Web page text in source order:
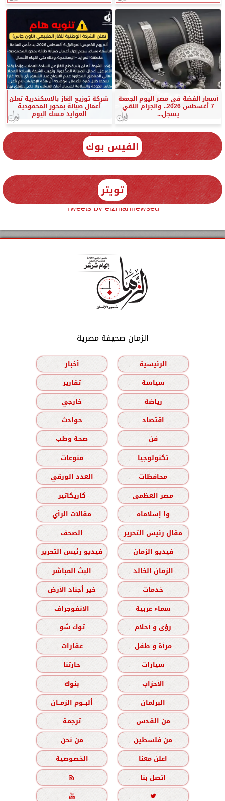
أسعار الفضة في مصر اليوم الجمعة
7 أغسطس 2026.. والجرام النقي
يسجل...
شركة توزيع الغاز بالاسكندرية تعلن
أعمال صيانة بمحور المحمودية
العوايد مساء اليوم
الفيس بوك
تويتر
Tweets by elzmannewseg
الزمان صحيفة مصرية
الرئيسية
أخبار
سياسة
تقارير
رياضة
خارجي
اقتصاد
حوادث
فن
صحة وطب
تكنولوجيا
منوعات
محافظات
العدد الورقي
مصر العظمى
كاريكاتير
وا إسلاماه
مقالات الرأي
مقال رئيس التحرير
الصحف
فيديو الزمان
فيديو رئيس التحرير
الزمان الخالد
البث المباشر
خدمات
خير أجناد الأرض
سماء عربية
الانفوجراف
رؤى و أحلام
توك شو
مرأة و طفل
عقارات
سيارات
حارتنا
الأحزاب
بنوك
البرلمان
ألبــوم الزمــان
من القدس
ترجمة
من فلسطين
من نحن
اعلن معنا
الخصوصية
اتصل بنا


